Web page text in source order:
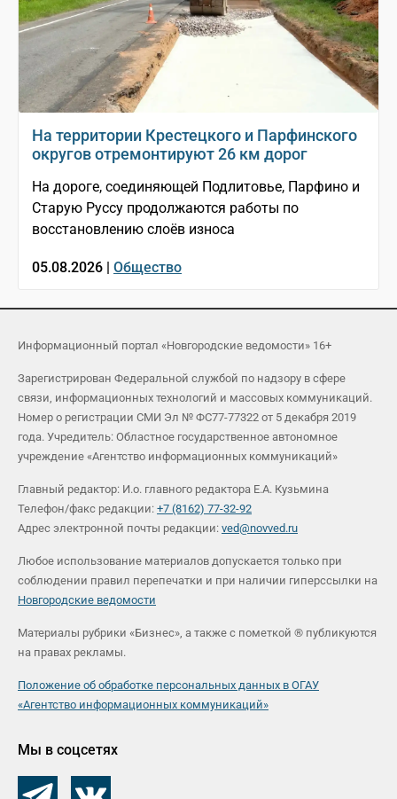
На территории Крестецкого и Парфинского
округов отремонтируют 26 км дорог
На дороге, соединяющей Подлитовье, Парфино и
Старую Руссу продолжаются работы по
восстановлению слоёв износа
05.08.2026 | Общество
Информационный портал «Новгородские ведомости» 16+
Зарегистрирован Федеральной службой по надзору в сфере
связи, информационных технологий и массовых коммуникаций.
Номер о регистрации СМИ Эл № ФС77-77322 от 5 декабря 2019
года. Учредитель: Областное государственное автономное
учреждение «Агентство информационных коммуникаций»
Главный редактор: И.о. главного редактора Е.А. Кузьмина
Телефон/факс редакции: +7 (8162) 77-32-92
Адрес электронной почты редакции: ved@novved.ru
Любое использование материалов допускается только при
соблюдении правил перепечатки и при наличии гиперссылки на
Новгородские ведомости
Материалы рубрики «Бизнес», а также с пометкой ® публикуются
на правах рекламы.
Положение об обработке персональных данных в ОГАУ
«Агентство информационных коммуникаций»
Мы в соцсетях